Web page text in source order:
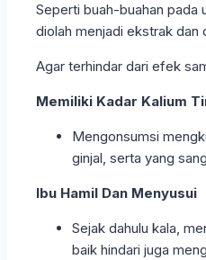
Seperti buah-buahan pada
diolah menjadi ekstrak dan
Agar terhindar dari efek
Memiliki Kadar Kalium
Mengonsumsi
ginjal, serta yang
Ibu Hamil Dan Menyusui
Sejak dahulu kala,
baik hindari juga